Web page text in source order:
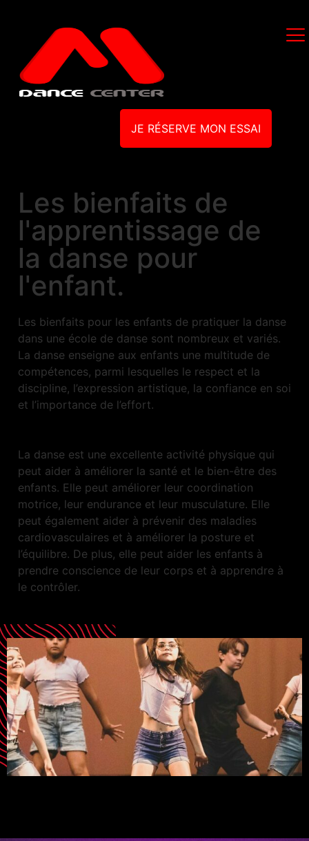
JE RÉSERVE MON ESSAI
Les bienfaits de
l'apprentissage de
la danse pour
l'enfant.
Les bienfaits pour les enfants de pratiquer la danse
dans une école de danse sont nombreux et variés.
La danse enseigne aux enfants une multitude de
compétences, parmi lesquelles le respect et la
discipline, l’expression artistique, la confiance en soi
et l’importance de l’effort.
La danse est une excellente activité physique qui
peut aider à améliorer la santé et le bien-être des
enfants. Elle peut améliorer leur coordination
motrice, leur endurance et leur musculature. Elle
peut également aider à prévenir des maladies
cardiovasculaires et à améliorer la posture et
l’équilibre. De plus, elle peut aider les enfants à
prendre conscience de leur corps et à apprendre à
le contrôler.